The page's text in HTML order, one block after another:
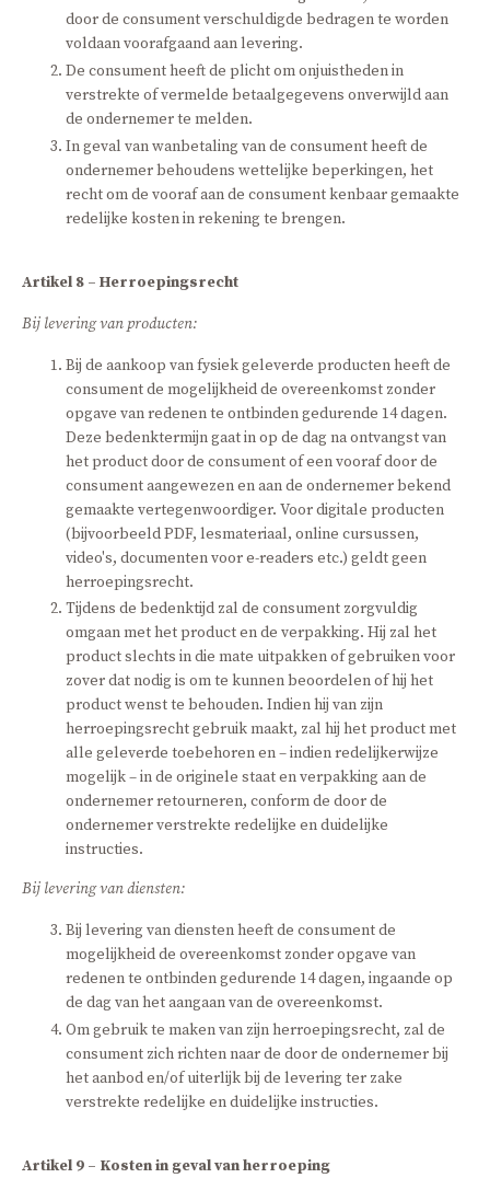
door de consument verschuldigde bedragen te worden
voldaan voorafgaand aan levering.
De consument heeft de plicht om onjuistheden in
verstrekte of vermelde betaalgegevens onverwijld aan
de ondernemer te melden.
In geval van wanbetaling van de consument heeft de
ondernemer behoudens wettelijke beperkingen, het
recht om de vooraf aan de consument kenbaar gemaakte
redelijke kosten in rekening te brengen.
Artikel 8 – Herroepingsrecht
Bij levering van producten:
Bij de aankoop van fysiek geleverde producten heeft de
consument de mogelijkheid de overeenkomst zonder
opgave van redenen te ontbinden gedurende 14 dagen.
Deze bedenktermijn gaat in op de dag na ontvangst van
het product door de consument of een vooraf door de
consument aangewezen en aan de ondernemer bekend
gemaakte vertegenwoordiger. Voor digitale producten
(bijvoorbeeld PDF, lesmateriaal, online cursussen,
video's, documenten voor e-readers etc.) geldt geen
herroepingsrecht.
Tijdens de bedenktijd zal de consument zorgvuldig
omgaan met het product en de verpakking. Hij zal het
product slechts in die mate uitpakken of gebruiken voor
zover dat nodig is om te kunnen beoordelen of hij het
product wenst te behouden. Indien hij van zijn
herroepingsrecht gebruik maakt, zal hij het product met
alle geleverde toebehoren en – indien redelijkerwijze
mogelijk – in de originele staat en verpakking aan de
ondernemer retourneren, conform de door de
ondernemer verstrekte redelijke en duidelijke
instructies.
Bij levering van diensten:
Bij levering van diensten heeft de consument de
mogelijkheid de overeenkomst zonder opgave van
redenen te ontbinden gedurende 14 dagen, ingaande op
de dag van het aangaan van de overeenkomst.
Om gebruik te maken van zijn herroepingsrecht, zal de
consument zich richten naar de door de ondernemer bij
het aanbod en/of uiterlijk bij de levering ter zake
verstrekte redelijke en duidelijke instructies.
Artikel 9 – Kosten in geval van herroeping